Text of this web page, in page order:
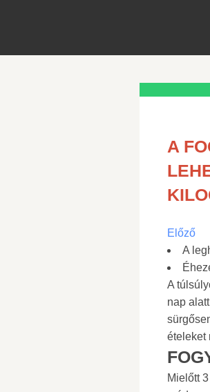
A
Előző
A
A
nap
ételeket
Mielőtt